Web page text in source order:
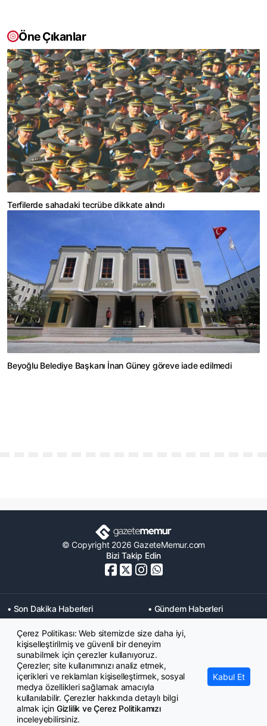
Öne Çıkanlar
Terfilerde sahadaki tecrübe dikkate alındı
Beyoğlu Belediye Başkanı İnan Güney göreve iade edilmedi
© Copyright 2026 GazeteMemur.com
Bizi Takip Edin
• Son Dakika Haberleri
• Gündem Haberleri
• Memurlar Haberleri
• KPSS Haberleri
• Ekonomi Haberleri
• Eğitim Haberleri
• Yaşam Haberleri
• Maaş Verileri Haberleri
• Mahkeme Kararları
Haberleri
Çerez Politikası: Web sitemizde size daha iyi,
kişiselleştirilmiş ve güvenli bir deneyim
sunabilmek için çerezler kullanıyoruz.
Çerezler; site kullanımınızı analiz etmek,
içerikleri ve reklamları kişiselleştirmek, sosyal
medya özellikleri sağlamak amacıyla
kullanılabilir. Çerezler hakkında detaylı bilgi
almak için Gizlilik ve Çerez Politikamızı
inceleyebilirsiniz.
Kabul Et